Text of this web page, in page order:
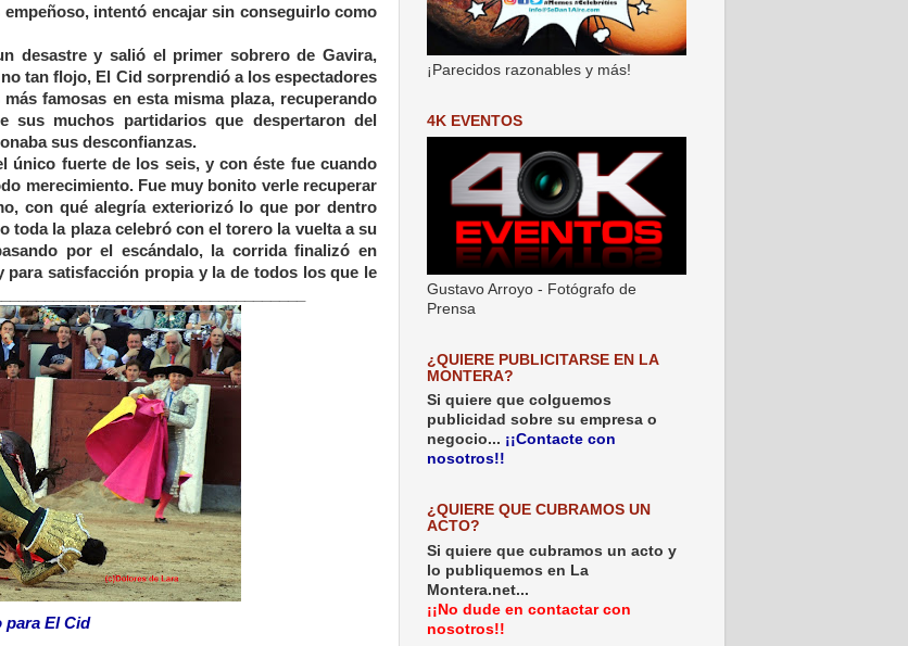
intentó encajar sin conseguirlo como
desastre y salió el primer sobrero de Gavira,
tan flojo, El Cid sorprendió a los espectadores
famosas en esta misma plaza, recuperando
muchos partidarios que despertaron del
sus desconfianzas.
único fuerte de los seis, y con éste fue cuando
merecimiento. Fue muy bonito verle recuperar
con qué alegría exteriorizó lo que por dentro
toda la plaza celebró con el torero la vuelta a su
por el escándalo, la corrida finalizó en
satisfacción propia y la de todos los que le
para El Cid
¡Parecidos razonables y más!
4K EVENTOS
Gustavo Arroyo - Fotógrafo de
Prensa
¿QUIERE PUBLICITARSE EN LA
MONTERA?
Si quiere que colguemos
publicidad sobre su empresa o
negocio... ¡¡Contacte con
nosotros!!
¿QUIERE QUE CUBRAMOS UN
ACTO?
Si quiere que cubramos un acto y
lo publiquemos en La
Montera.net...
¡¡No dude en contactar con
nosotros!!